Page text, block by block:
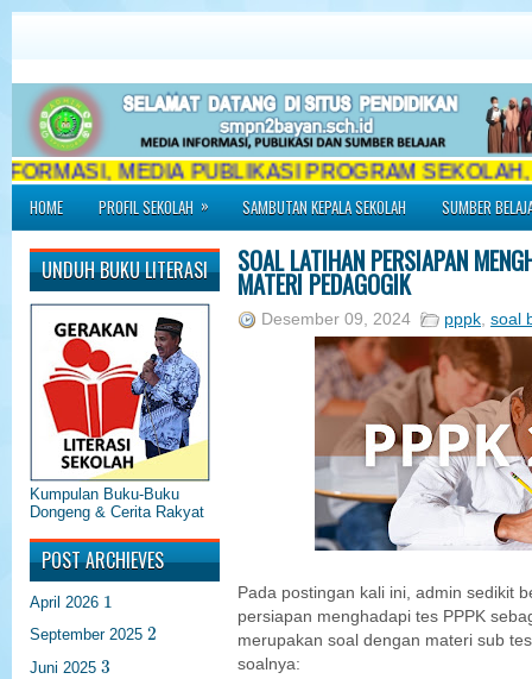
MEDIA PUBLIKASI PROGRAM SEKOLAH,
HOME
PROFIL SEKOLAH » SAMBUTAN KEPALA SEKOLAH SUMBER
UNDUH BUKU LITERASI
Kumpulan Buku-Buku
Dongeng & Cerita Rakyat
POST ARCHIEVES
April 2026 1
1
September 2025 2
2
Juni 2025 3
3
SOAL LATIHAN PERSIAPAN
MATERI PEDAGOGIK
Desember 09, 2024 pppk, soal
Pada postingan kali ini, admin sedikit
persiapan menghadapi tes PPPK
merupakan soal dengan materi sub
soalnya: